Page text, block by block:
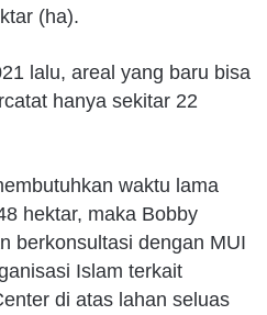
(ha).
lalu, areal yang baru bisa
hanya sekitar 22
waktu lama
hektar, maka Bobby
berkonsultasi dengan MUI
Islam terkait
di atas lahan seluas